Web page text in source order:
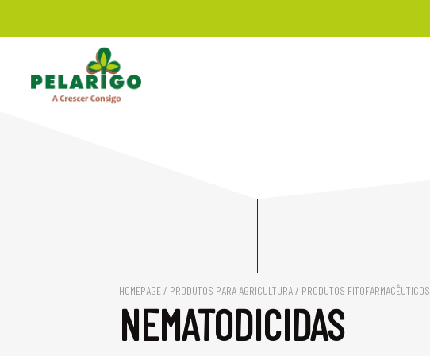
HOMEPAGE/ PRODUTOS PARA AGRICULTURA/ PRODUTOS FITOFARMACÊUTICOS
NEMATODICIDAS